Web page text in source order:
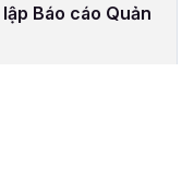
Báo cáo Quản